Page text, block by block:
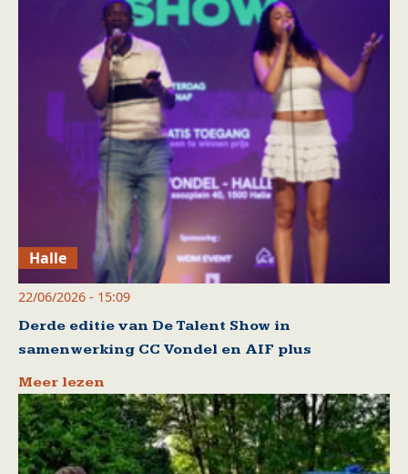
Halle
22/06/2026 - 15:09
Derde editie van De Talent Show in
samenwerking CC Vondel en AIF plus
Meer lezen